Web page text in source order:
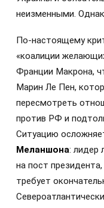
неизменными.
По-настоящему
«коалиции
Франции Макрона,
Марин Ле Пен,
пересмотреть
против РФ и
Ситуацию
Меланшона: лидер
на пост
требует